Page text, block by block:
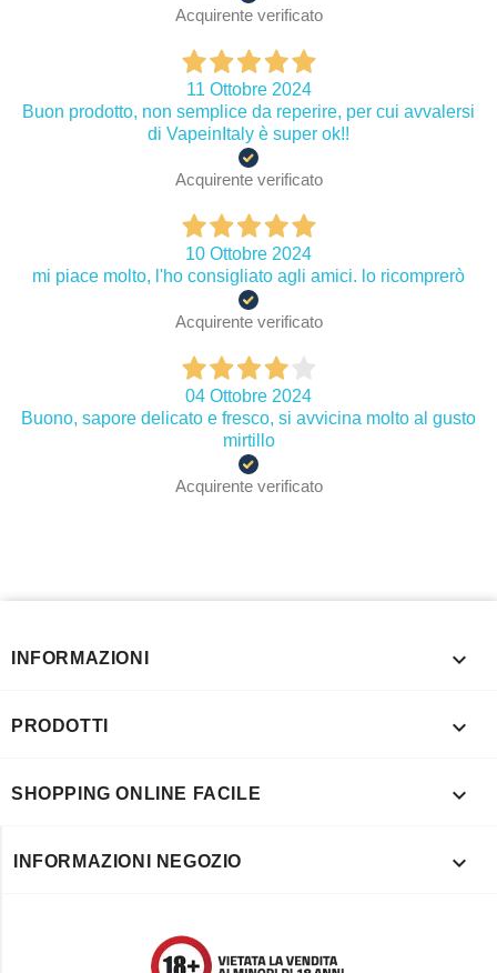
Acquirente verificato
11 Ottobre 2024
Buon prodotto, non semplice da reperire, per cui avvalersi
di VapeinItaly è super ok!!
Acquirente verificato
10 Ottobre 2024
mi piace molto, l'ho consigliato agli amici. lo ricomprerò
Acquirente verificato
04 Ottobre 2024
Buono, sapore delicato e fresco, si avvicina molto al gusto
mirtillo
Acquirente verificato
INFORMAZIONI 
PRODOTTI 
SHOPPING ONLINE FACILE 
INFORMAZIONI NEGOZIO 